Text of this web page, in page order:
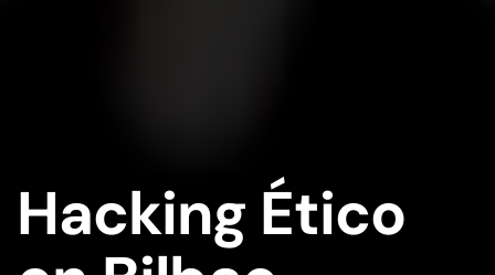
Hacking Ético